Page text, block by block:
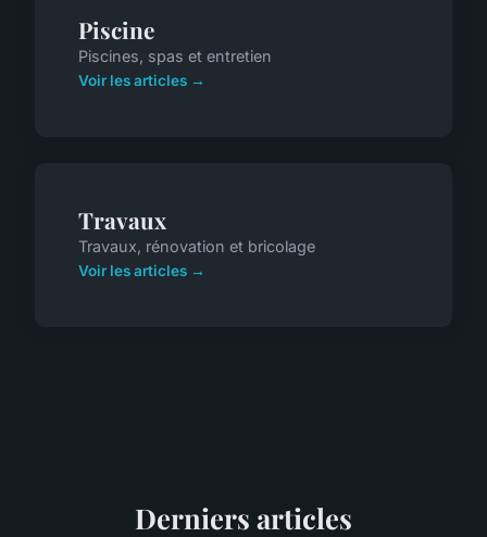
Piscine
Piscines, spas et entretien
Voir les articles →
Travaux
Travaux, rénovation et bricolage
Voir les articles →
Derniers articles